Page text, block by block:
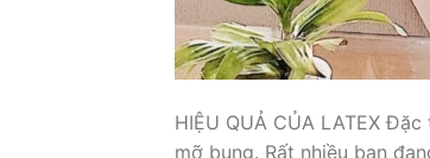
HIỆU QUẢ CỦA LATEX
mỡ bụng. Rất nhiều bạn